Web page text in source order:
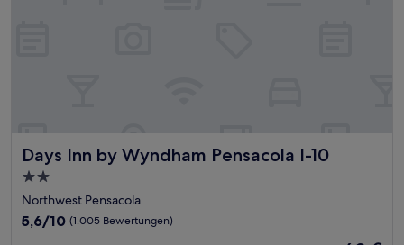
Days Inn by Wyndham Pensacola I-10
Days Inn by Wyndham Pensacola I-10
2.0-
Sterne-
Unterkunft
Northwest Pensacola
5.6
5,6/10 (1.005 Bewertungen)